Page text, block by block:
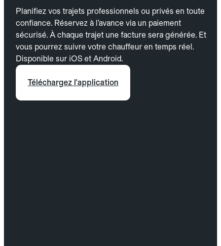
Planifiez vos trajets professionnels ou privés en toute
confiance. Réservez à l’avance via un paiement
sécurisé. À chaque trajet une facture sera générée. Et
vous pourrez suivre votre chauffeur en temps réel.
Disponible sur iOS et Android.
Téléchargez l'application